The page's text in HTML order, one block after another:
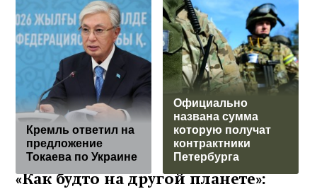
Кремль ответил на
предложение
Токаева по Украине
Официально
названа сумма
которую получат
контрактники
Петербурга
«Как будто на другой планете»: